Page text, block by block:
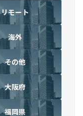
リモート
海外
その他
大阪府
福岡県